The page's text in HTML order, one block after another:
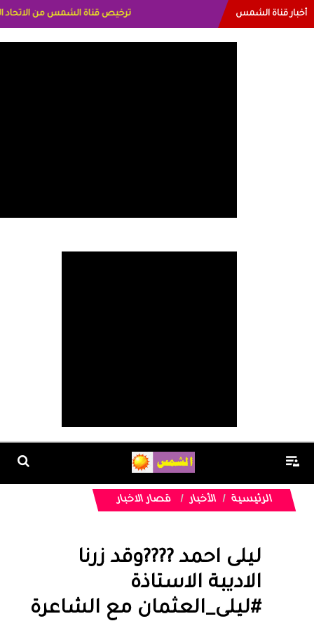
أخبار قناة الشمس
الرئيسية الأخبار قصار الاخبار
ليلى احمد ????وقد زرنا
الاديبة الاستاذة
#ليلى_العثمان مع الشاعرة